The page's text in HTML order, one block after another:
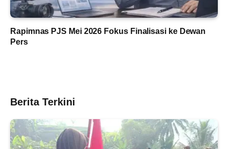
Rapimnas PJS Mei 2026 Fokus Finalisasi ke Dewan
Pers
Berita Terkini